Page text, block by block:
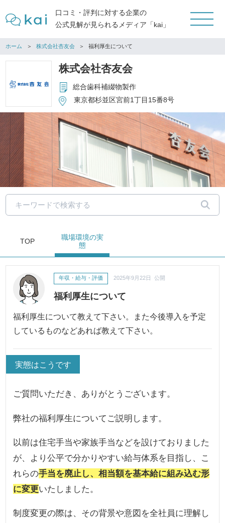
口コミ・評判に対する企業の
公式見解が見られるメディア「kai」
ホーム 株式会社杏友会 福利厚生について
株式会社杏友会
総合歯科補綴物製作
東京都杉並区宮前1丁目15番8号
TOP
職場環境の実
態
福利厚生について
年収・給与・評価 2025年9月22日 公開
福利厚生について教えて下さい。また今後導入を予定
しているものなどあれば教えて下さい。
実態はこうです
ご質問いただき、ありがとうございます。
弊社の福利厚生についてご説明します。
以前は住宅手当や家族手当などを設けておりました
が、より公平で分かりやすい給与体系を目指し、こ
れらの手当を廃止し、相当額を基本給に組み込む形
に変更いたしました。
制度変更の際は、その背景や意図を全社員に理解し